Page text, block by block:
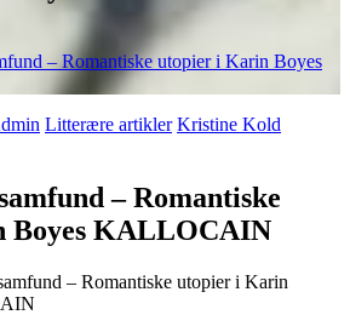
– Romantiske utopier i Karin Boyes
Litterære artikler Kristine Kold
– Romantiske
Boyes KALLOCAIN